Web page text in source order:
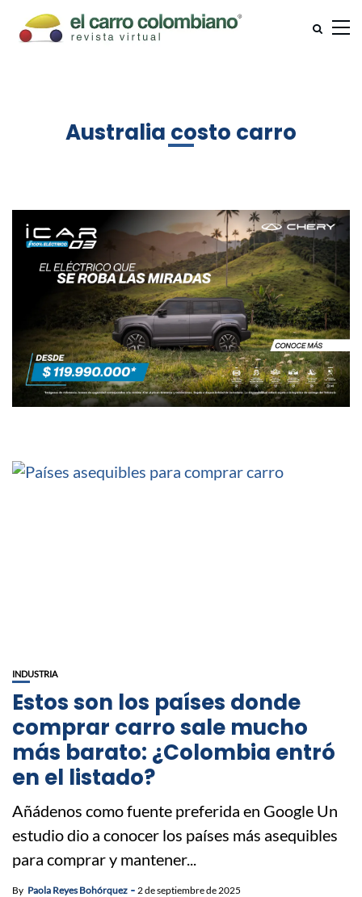
Australia costo carro
INDUSTRIA
Estos son los países donde
comprar carro sale mucho
más barato: ¿Colombia entró
en el listado?
Añádenos como fuente preferida en Google Un
estudio dio a conocer los países más asequibles
para comprar y mantener...
By Paola Reyes Bohórquez 2 de septiembre de 2025